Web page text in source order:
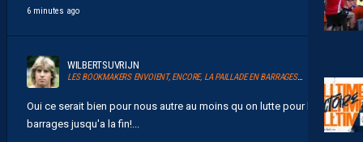
6 minutes ago
WILBERTSUVRIJN
LES BOOKMAKERS ENVOIENT, ENCORE, LA PAILLADE EN BARRAGES D’ACCESSION À LA LIGUE 1
Oui ce serait bien pour nous autre au moins qu on lutte pour les
barrages jusqu'a la fin!...